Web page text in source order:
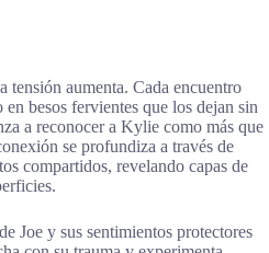
tensión aumenta. Cada encuentro
besos fervientes que los dejan sin
a reconocer a Kylie como más que
se profundiza a través de
compartidos, revelando capas de
Joe y sus sentimientos protectores